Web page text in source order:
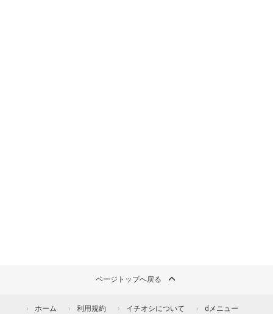
ページトップへ戻る
ホーム 利用規約 イチオシについて dメニュー